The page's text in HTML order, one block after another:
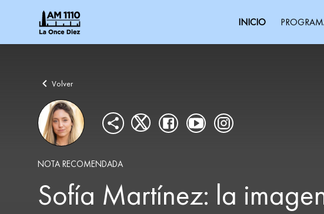
INICIO
Volver
NOTA RECOMENDADA
Sofía Martínez: la